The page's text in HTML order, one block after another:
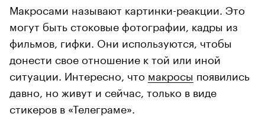
Макросами называют картинки-реакции. Это
могут быть стоковые фотографии, кадры из
фильмов, гифки. Они используются, чтобы
донести свое отношение к той или иной
ситуации. Интересно, что макросы появились
давно, но живут и сейчас, только в виде
стикеров в «Телеграме».